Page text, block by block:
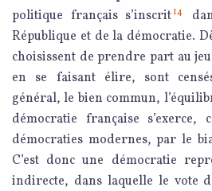
politique français s’inscrit14
République et de la démocratie.
choisissent de prendre part au
en se faisant élire, sont
général, le bien commun,
démocratie française
démocraties modernes, par le
C’est donc une démocratie
indirecte, dans laquelle le vote